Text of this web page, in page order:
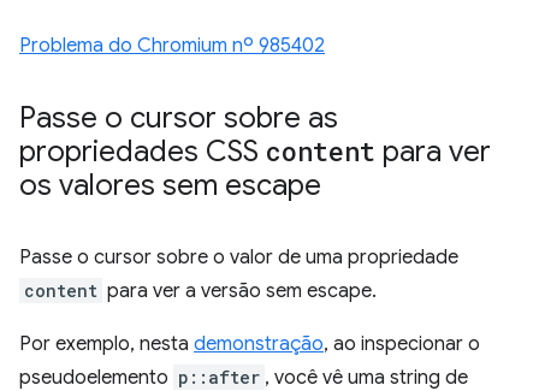
Problema do Chromium nº 985402
Passe o cursor sobre as
propriedades CSS content para ver
os valores sem escape
Passe o cursor sobre o valor de uma propriedade
content para ver a versão sem escape.
Por exemplo, nesta demonstração, ao inspecionar o
pseudoelemento p::after , você vê uma string de